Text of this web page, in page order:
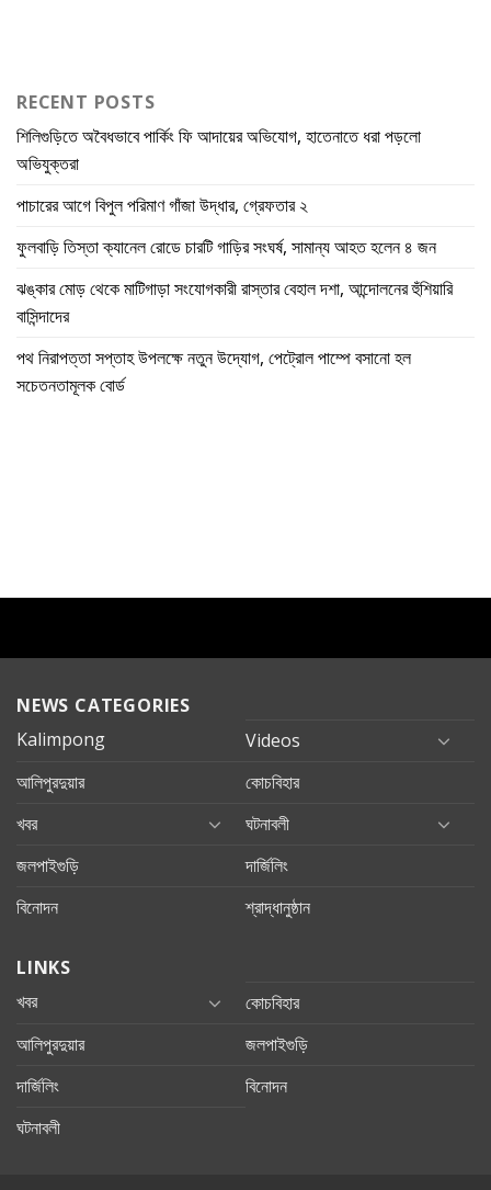
RECENT POSTS
শিলিগুড়িতে অবৈধভাবে পার্কিং ফি আদায়ের অভিযোগ, হাতেনাতে ধরা পড়লো
অভিযুক্তরা
পাচারের আগে বিপুল পরিমাণ গাঁজা উদ্ধার, গ্রেফতার ২
ফুলবাড়ি তিস্তা ক্যানেল রোডে চারটি গাড়ির সংঘর্ষ, সামান্য আহত হলেন ৪ জন
ঝঙ্কার মোড় থেকে মাটিগাড়া সংযোগকারী রাস্তার বেহাল দশা, আন্দোলনের হুঁশিয়ারি
বাসিন্দাদের
পথ নিরাপত্তা সপ্তাহ উপলক্ষে নতুন উদ্যোগ, পেট্রোল পাম্পে বসানো হল
সচেতনতামূলক বোর্ড
NEWS CATEGORIES
Kalimpong
Videos
আলিপুরদুয়ার
কোচবিহার
খবর
ঘটনাবলী
জলপাইগুড়ি
দার্জিলিং
বিনোদন
শ্রাদ্ধানুষ্ঠান
LINKS
খবর
কোচবিহার
আলিপুরদুয়ার
জলপাইগুড়ি
দার্জিলিং
বিনোদন
ঘটনাবলী